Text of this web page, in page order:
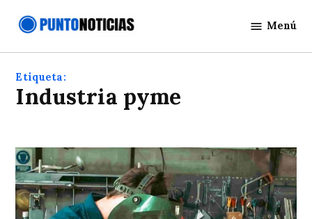
Noticias
Menú
Etiqueta:
Industria pyme